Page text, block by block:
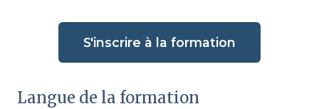
S'inscrire à la formation
Langue de la formation